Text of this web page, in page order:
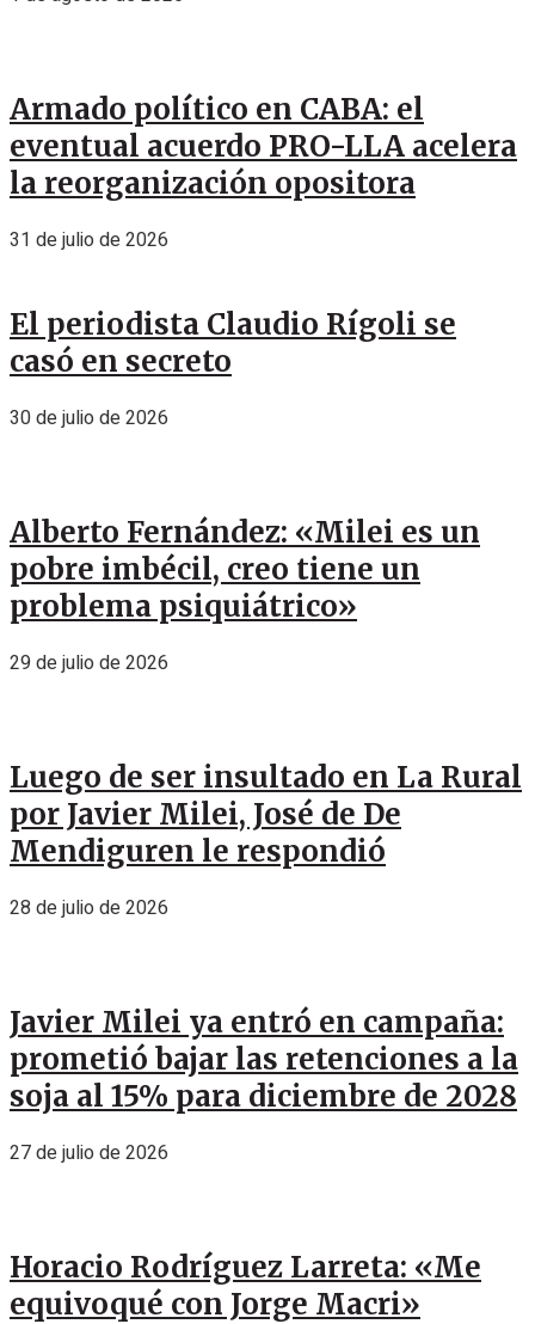
Armado político en CABA: el
eventual acuerdo PRO-LLA acelera
la reorganización opositora
31 de julio de 2026
El periodista Claudio Rígoli se
casó en secreto
30 de julio de 2026
Alberto Fernández: «Milei es un
pobre imbécil, creo tiene un
problema psiquiátrico»
29 de julio de 2026
Luego de ser insultado en La Rural
por Javier Milei, José de De
Mendiguren le respondió
28 de julio de 2026
Javier Milei ya entró en campaña:
prometió bajar las retenciones a la
soja al 15% para diciembre de 2028
27 de julio de 2026
Horacio Rodríguez Larreta: «Me
equivoqué con Jorge Macri»